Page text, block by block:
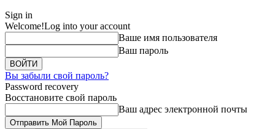
Sign in
Welcome!Log into your account
Ваше имя пользователя
Ваш пароль
Вы забыли свой пароль?
Password recovery
Восстановите свой пароль
Ваш адрес электронной почты